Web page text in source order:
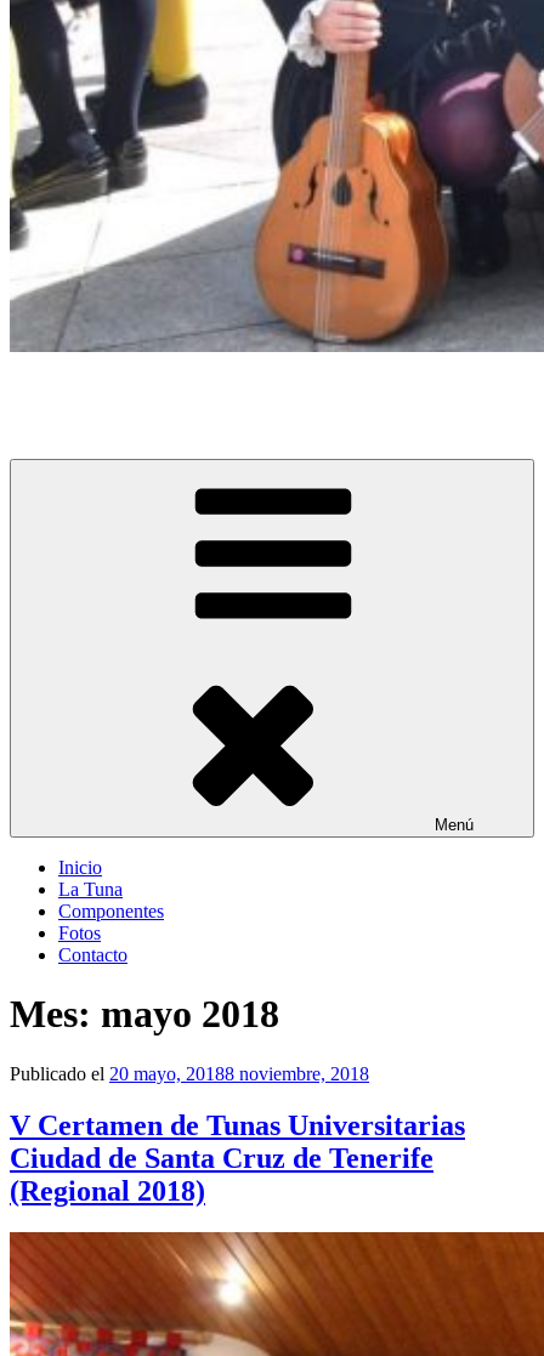
Menú
Inicio
La Tuna
Componentes
Fotos
Contacto
Mes: mayo 2018
Publicado el 20 mayo, 20188 noviembre, 2018
V Certamen de Tunas Universitarias
Ciudad de Santa Cruz de Tenerife
(Regional 2018)